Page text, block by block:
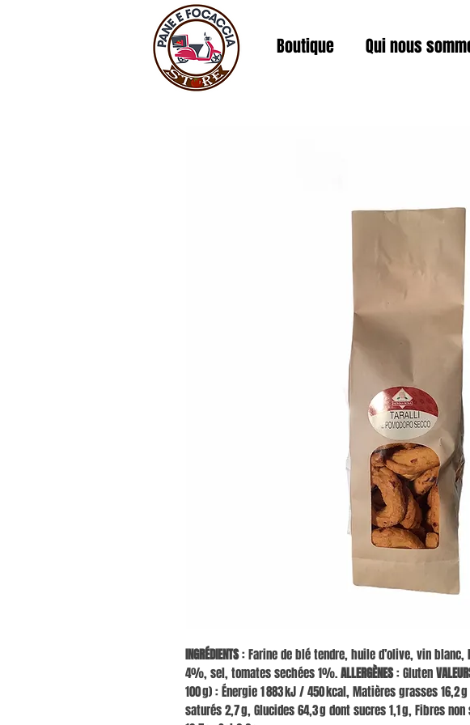
Boutique Qui nous
INGRÉDIENTS: Farine de blé tendre, huile d’olive, vin blanc,
4%, sel, tomates sechées 1%.ALLERGÈNES: Gluten
100 g) : Énergie 1 883 kJ / 450 kcal, Matières grasses 16,2
saturés 2,7 g, Glucides 64,3 g dont sucres 1,1 g, Fibres